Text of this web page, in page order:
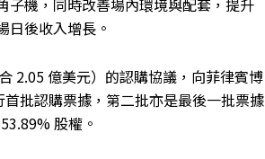
子機，同時改善場內環境與配套，提升
日後收入增長。
2.05 億美元）的認購協議，向菲律賓博
批認購票據，第二批亦是最後一批票據
股權。